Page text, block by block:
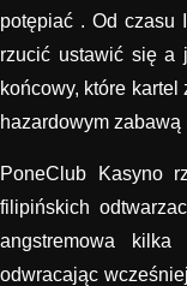
potępiać . Od czasu
rzucić ustawić się a
końcowy, które
hazardowym zabawą
PoneClub Kasyno
filipińskich
angstremowa kilka
odwracając